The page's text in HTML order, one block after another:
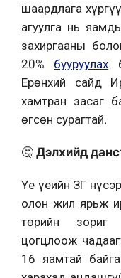
шаардлага
агуулга нь
захиргааны
20% бууруулах
Ерөнхий сайд
хамтран засаг
өгсөн сурагтай.
🤔 Дэлхийд
Үе үеийн ЗГ
олон жил ярьж
төрийн зориг
цогцлоож
16 яамтай